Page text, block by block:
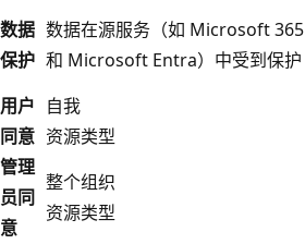
数据
保护
数据在源服务（如 Microsoft 365
和 Microsoft Entra）中受到保护
用户
同意
自我
资源类型
管理
员同
意
整个组织
资源类型